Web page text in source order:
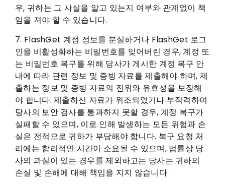
우, 귀하는 그 사실을 알고 있는지 여부와 관계없이 책
임을 져야 할 수 있습니다.
7. FlashGet 계정 정보를 분실하거나 FlashGet 로그
인을 비활성화하는 비밀번호를 잊어버린 경우, 계정 또
는 비밀번호 복구를 위해 당사가 게시한 계정 복구 안
내에 따라 관련 정보 및 증빙 자료를 제출해야 하며, 제
출하는 정보 및 증빙 자료의 진위와 유효성을 보장해
야 합니다. 제출하신 자료가 위조되었거나 부적격하여
당사의 보안 검사를 통과하지 못할 경우, 계정 복구가
실패할 수 있으며, 이로 인해 발생하는 모든 위험과 손
실은 전적으로 귀하가 부담해야 합니다. 복구 요청 처
리에는 합리적인 시간이 소요될 수 있으며, 법률상 당
사의 과실이 있는 경우를 제외하고는 당사는 귀하의
손실 및 손해에 대해 책임을 지지 않습니다.